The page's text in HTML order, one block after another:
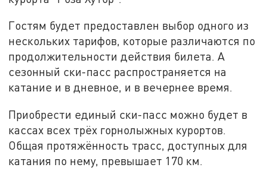
Гостям будет предоставлен выбор одного из
нескольких тарифов, которые различаются по
продолжительности действия билета. А
сезонный ски-пасс распространяется на
катание и в дневное, и в вечернее время.
Приобрести единый ски-пасс можно будет в
кассах всех трёх горнолыжных курортов.
Общая протяжённость трасс, доступных для
катания по нему, превышает 170 км.